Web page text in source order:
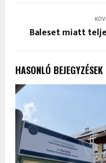
Baleset miatt
HASONLÓ BEJEGYZÉSEK